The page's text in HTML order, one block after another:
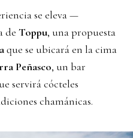
se eleva —
de Toppu, una propuesta
que se ubicará en la cima
Peñasco, un bar
servirá cócteles
chamánicas.